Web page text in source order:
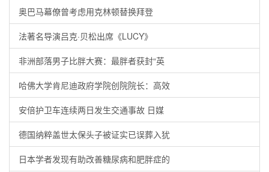
奥巴马幕僚曾考虑用克林顿替换拜登
法著名导演吕克·贝松出席《LUCY》
非洲部落男子比胖大赛：最胖者获封“英
哈佛大学肯尼迪政府学院创院院长：高效
安倍护卫车连续两日发生交通事故 日媒
德国纳粹盖世太保头子被证实已误葬入犹
日本学者发现有助改善糖尿病和肥胖症的